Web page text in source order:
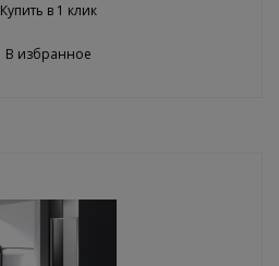
Купить в 1 клик
В избранное